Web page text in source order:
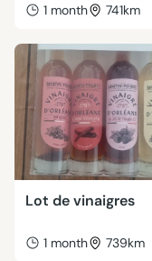
1 month 741km
Lot de vinaigres
1 month 739km